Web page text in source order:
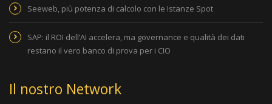
Seeweb, più potenza di calcolo con le Istanze Spot
SAP: il ROI dell’AI accelera, ma governance e qualità dei dati
restano il vero banco di prova per i CIO
Il nostro Network